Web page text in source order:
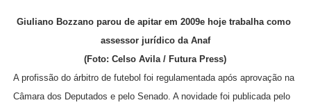
Giuliano Bozzano parou de apitar em 2009e hoje trabalha como
assessor jurídico da Anaf
(Foto: Celso Avila / Futura Press)
A profissão do árbitro de futebol foi regulamentada após aprovação na
Câmara dos Deputados e pelo Senado. A novidade foi publicada pelo